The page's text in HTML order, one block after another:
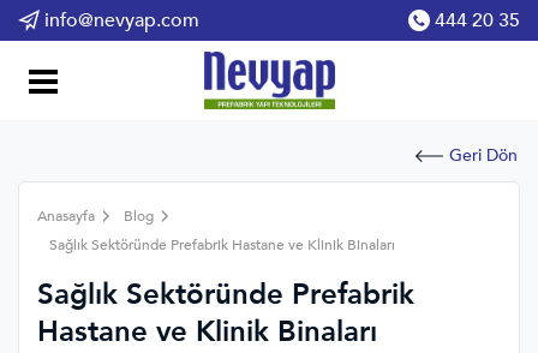
info@nevyap.com 444 20 35
Geri Dön
Anasayfa
Blog
Sağlık Sektöründe Prefabrik Hastane ve Klinik Binaları
Sağlık Sektöründe Prefabrik
Hastane ve Klinik Binaları